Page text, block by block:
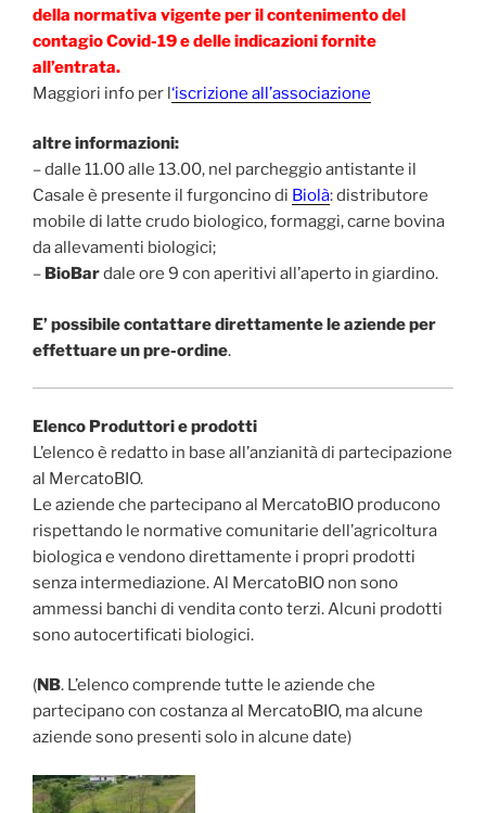
della normativa vigente per il contenimento del
contagio Covid-19 e delle indicazioni fornite
all’entrata.
Maggiori info per l‘iscrizione all’associazione
altre informazioni:
– dalle 11.00 alle 13.00, nel parcheggio antistante il
Casale è presente il furgoncino di Biolà: distributore
mobile di latte crudo biologico, formaggi, carne bovina
da allevamenti biologici;
– BioBardale ore 9 con aperitivi all’aperto in giardino.
E’ possibile contattare direttamente le aziende per
effettuare un pre-ordine.
Elenco Produttori e prodotti
L’elenco è redatto in base all’anzianità di partecipazione
al MercatoBIO.
Le aziende che partecipano al MercatoBIO producono
rispettando le normative comunitarie dell’agricoltura
biologica e vendono direttamente i propri prodotti
senza intermediazione. Al MercatoBIO non sono
ammessi banchi di vendita conto terzi. Alcuni prodotti
sono autocertificati biologici.
(NB. L’elenco comprende tutte le aziende che
partecipano con costanza al MercatoBIO, ma alcune
aziende sono presenti solo in alcune date)